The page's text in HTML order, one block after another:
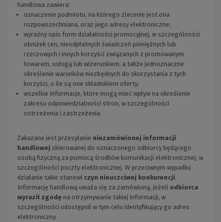
handlowa zawiera:
oznaczenie podmiotu, na którego zlecenie jest ona
rozpowszechniana, oraz jego adresy elektroniczne;
wyraźny opis form działalności promocyjnej, w szczególności
obniżek cen, nieodpłatnych świadczeń pieniężnych lub
rzeczowych i innych korzyści związanych z promowanym
towarem, usługą lub wizerunkiem, a także jednoznaczne
określenie warunków niezbędnych do skorzystania z tych
korzyści, o ile są one składnikiem oferty;
wszelkie informacje, które mogą mieć wpływ na określenie
zakresu odpowiedzialności stron, w szczególności
ostrzeżenia i zastrzeżenia.
Zakazane jest przesyłanie niezamówionej informacji
handlowej skierowanej do oznaczonego odbiorcy będącego
osobą fizyczną za pomocą środków komunikacji elektronicznej, w
szczególności poczty elektronicznej. W przeciwnym wypadku
działanie takie stanowi czyn nieuczciwej konkurencji.
Informację handlową uważa się za zamówioną, jeżeli odbiorca
wyraził zgodę na otrzymywanie takiej informacji, w
szczególności udostępnił w tym celu identyfikujący go adres
elektroniczny.